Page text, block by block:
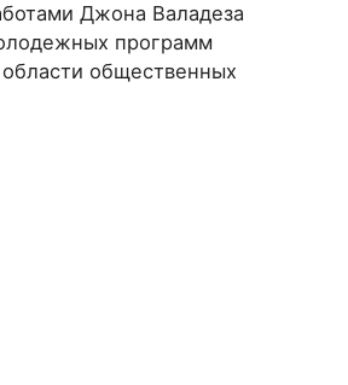
Джона Валадеза
программ
общественных